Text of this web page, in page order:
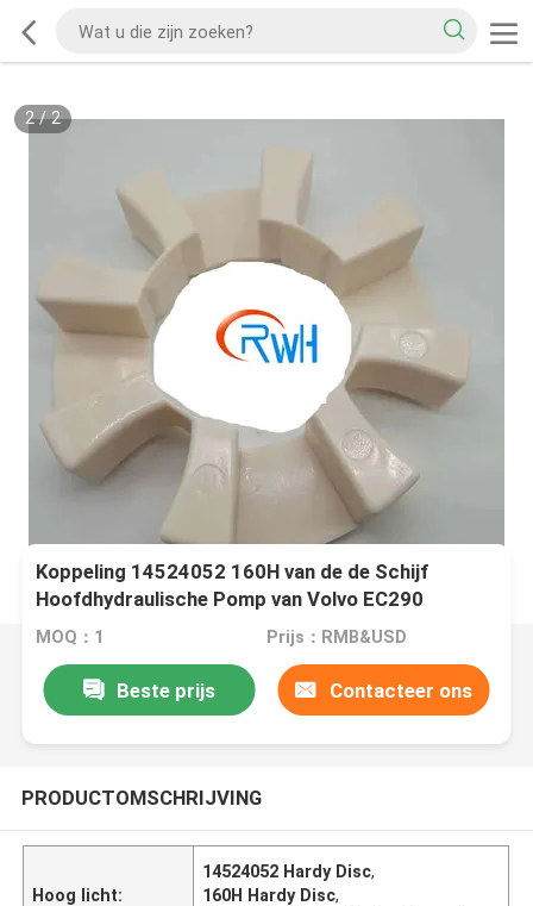
2/2
Koppeling 14524052 160H van de de Schijf
Hoofdhydraulische Pomp van Volvo EC290
Ec290B Hardy
MOQ：1 Prijs：RMB&USD
Beste prijs Contacteer ons
PRODUCTOMSCHRIJVING
Hoog licht:
14524052 Hardy Disc,
160H Hardy Disc,